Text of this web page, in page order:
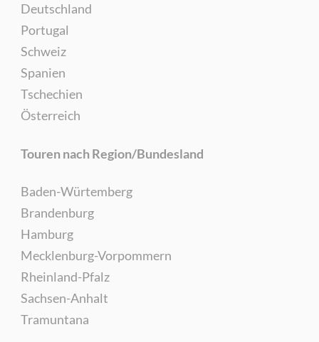
Deutschland
Portugal
Schweiz
Spanien
Tschechien
Österreich
Touren nach Region/Bundesland
Baden-Würtemberg
Brandenburg
Hamburg
Mecklenburg-Vorpommern
Rheinland-Pfalz
Sachsen-Anhalt
Tramuntana